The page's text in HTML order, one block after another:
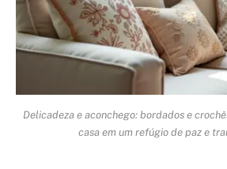
Delicadeza e aconchego: bordados e
casa em um refúgio de paz e